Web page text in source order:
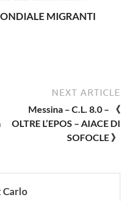
MIGRANTI
NEXT ARTICLE
Messina – C.L. 8.0 – 《
OLTRE L’EPOS – AIACE DI
SOFOCLE 》